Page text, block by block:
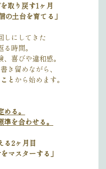
取り戻す1ヶ月
土台を育てる」
しにしてきた
る時間。
喜びや違和感。
き留めながら、
と から始めます。
る。
を合わせる。
る2ヶ月目
マスターする」